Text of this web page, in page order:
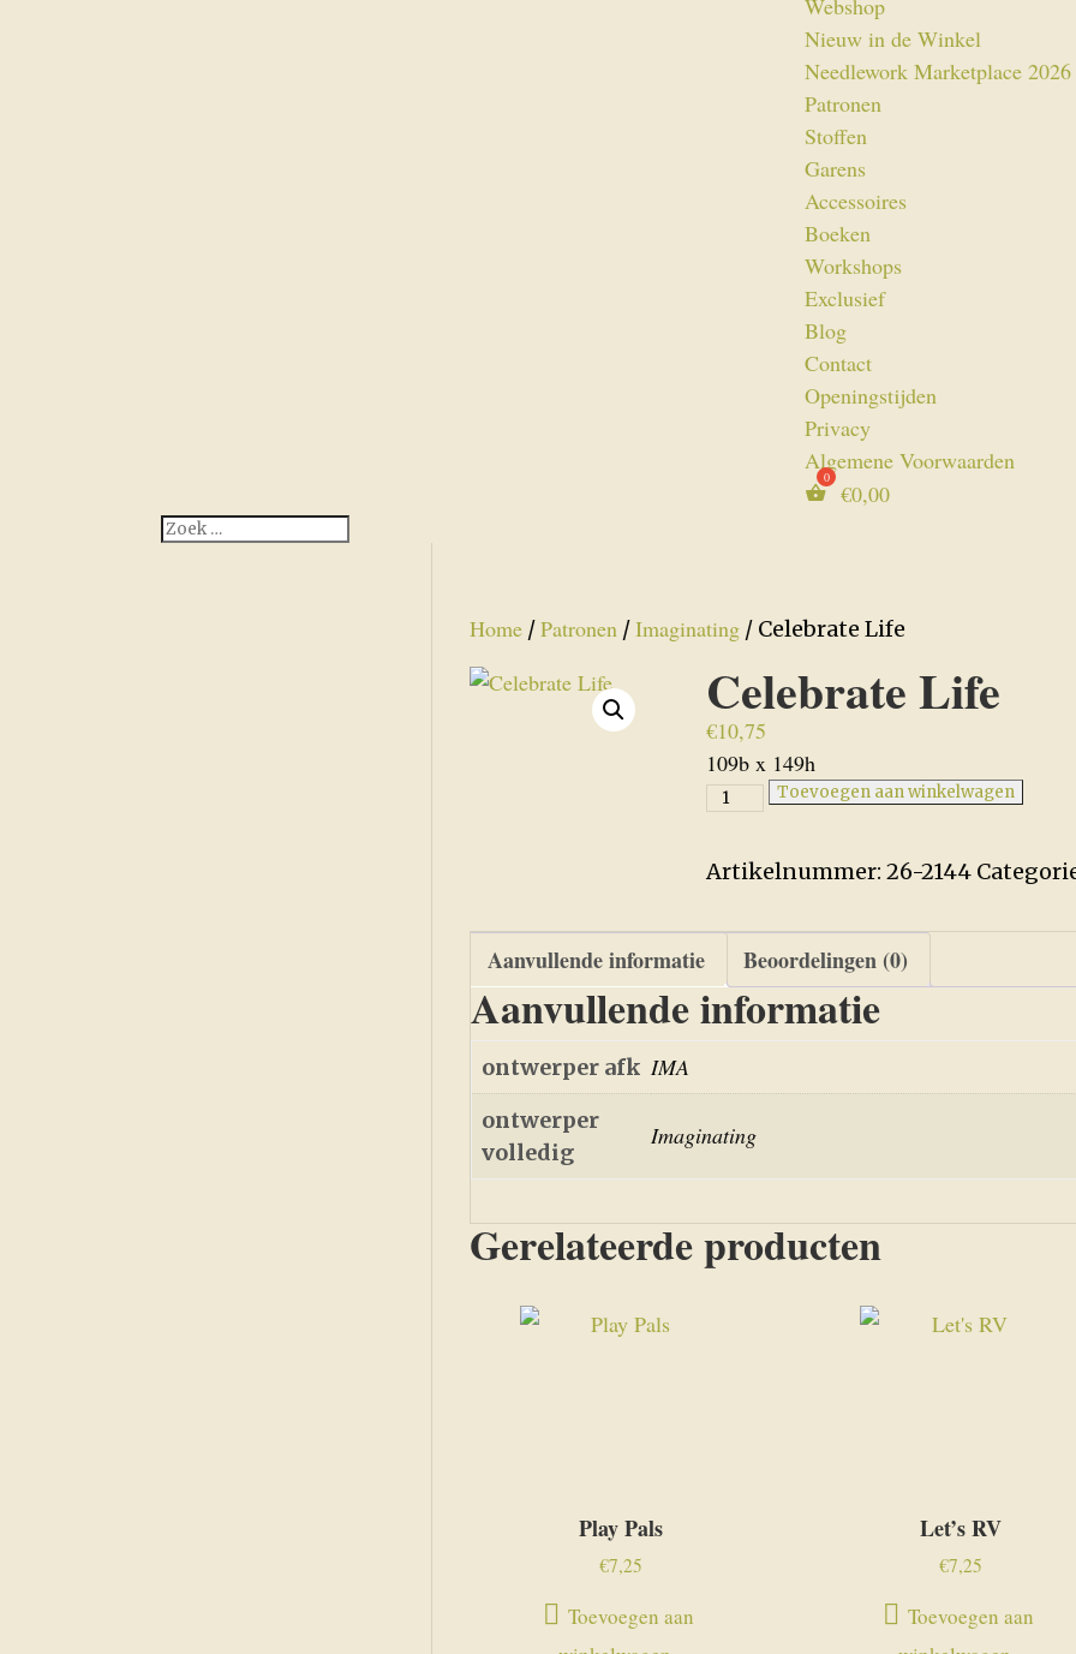
Webshop
Nieuw in de Winkel
Needlework Marketplace 2026
Patronen
Stoffen
Garens
Accessoires
Boeken
Workshops
Exclusief
Blog
Contact
Openingstijden
Privacy
Algemene Voorwaarden
€0,00
Home /Patronen /Imaginating / Celebrate Life
Celebrate Life
€10,75
109b x 149h
Celebrate
aantal
Toevoegen aan winkelwagen
Artikelnummer: 26-2144
Aanvullende informatie Beoordelingen (0)
Aanvullende informatie
ontwerper afk IMA
ontwerper
volledig
Imaginating
Gerelateerde producten
Play Pals
€7,25
Toevoegen aan
Let’s RV
€7,25
Toevoegen aan